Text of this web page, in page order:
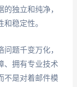
独立和纯净，
稳定性。
题千变万化，
、拥有专业技术
不是对着邮件模